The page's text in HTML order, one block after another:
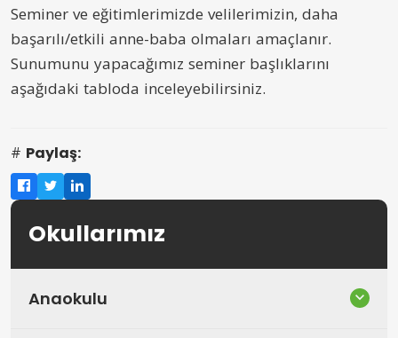
Okullarımız
Anaokulu
Seminer ve eğitimlerimizde velilerimizin, daha
başarılı/etkili anne-baba olmaları amaçlanır.
Sunumunu yapacağımız seminer başlıklarını
aşağıdaki tabloda inceleyebilirsiniz.
Paylaş: